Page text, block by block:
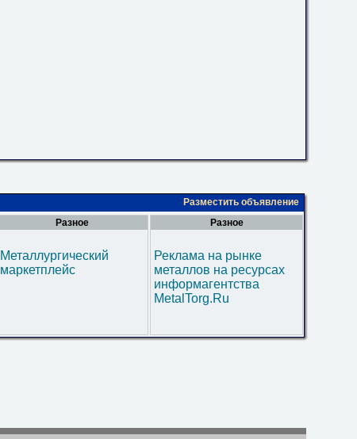
Разместить объявление
Разное
Металлургический
маркетплейс
Разное
Реклама на рынке
металлов на ресурсах
информагентства
MetalTorg.Ru